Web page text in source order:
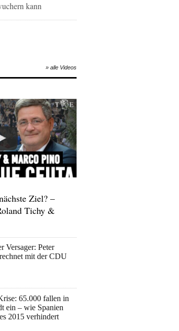
kann
» alle Videos
Ziel? –
Tichy &
Versager: Peter
mit der CDU
65.000 fallen in
ein – wie Spanien
2015 verhindert